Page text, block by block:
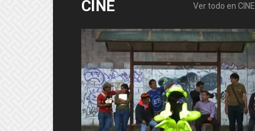
CINE Ver todo en CINE